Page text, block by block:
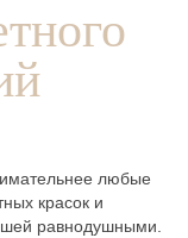
любые
красок и
равнодушными.